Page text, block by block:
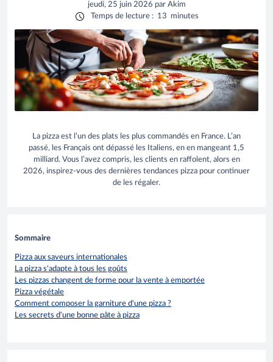
jeudi, 25 juin 2026 par Akim
Temps de lecture : 13 minutes
La pizza est l’un des plats les plus commandés en France. L’an
passé, les Français ont dépassé les Italiens, en en mangeant 1,5
milliard. Vous l’avez compris, les clients en raffolent, alors en
2026, inspirez-vous des dernières tendances pizza pour continuer
de les régaler.
Sommaire
Pizza aux saveurs internationales
La pizza s'adapte à tous les goûts
Les pizzas changent de forme pour la vente à emportée
Pizza végétale
Comment composer la garniture d'une pizza ?
Les secrets d'une bonne pâte à pizza